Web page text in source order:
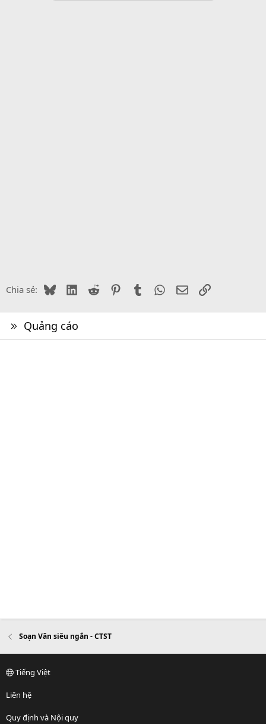
Chia sẻ: BlueskyLinkedIn
Reddit PinterestTumblr WhatsApp
EmailLink
Quảng cáo
Soạn Văn siêu ngắn - CTST
Tiếng Việt
Liên hệ
Quy định và Nội quy